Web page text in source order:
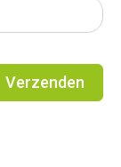
Verzenden